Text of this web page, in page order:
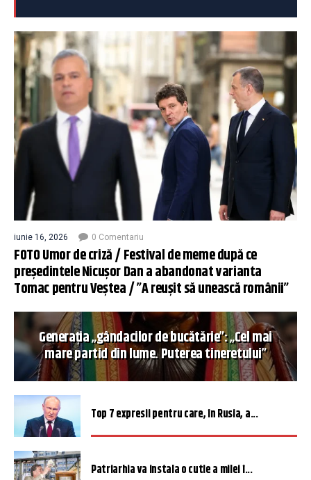
iunie 16, 2026 0 Comentariu
FOTO Umor de criză / Festival de meme după ce
președintele Nicușor Dan a abandonat varianta
Tomac pentru Veștea / ”A reușit să unească românii”
Generația „gândacilor de bucătărie”: „Cel mai
mare partid din lume. Puterea tineretului”
Top 7 expresii pentru care, în Rusia, a...
Patriarhia va instala o cutie a milei î...